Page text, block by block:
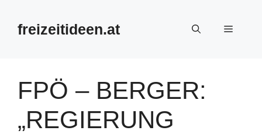
Inhalt
springenfreizeitideen.at Menü
FPÖ – BERGER:
„REGIERUNG